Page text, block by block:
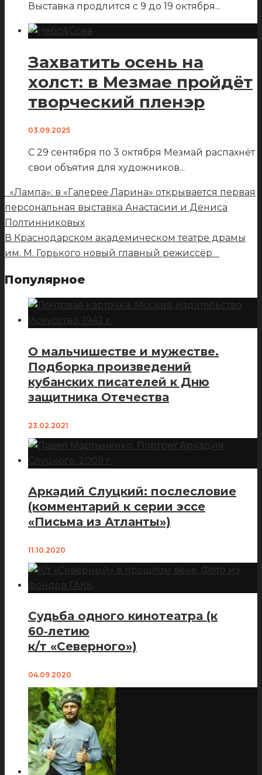
Выставка продлится с 9 до 19 октября...
Захватить осень на
холст: в Мезмае пройдёт
творческий пленэр
03.09.2025
С 29 сентября по 3 октября Мезмай распахнёт
свои объятия для художников...
«Лампа»: в «Галерее Ларина» открывается первая
персональная выставка Анастасии и Дениса
Полтинниковых
В Краснодарском академическом театре драмы
им. М. Горького новый главный режиссёр
Популярное
О мальчишестве и мужестве.
Подборка произведений
кубанских писателей к Дню
защитника Отечества
23.02.2021
Аркадий Слуцкий: послесловие
(комментарий к серии эссе
«Письма из Атланты»)
11.10.2020
Судьба одного кинотеатра (к
60‑летию
к/т «Северного»)
04.09.2020